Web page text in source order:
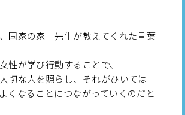
、国家の家」先生が教えてくれた言葉
性が学び行動することで、
切な人を照らし、それがひいては
くなることにつながっていくのだと